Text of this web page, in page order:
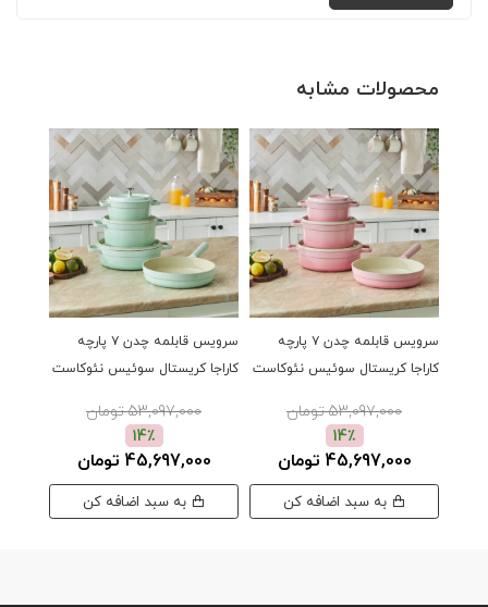
محصولات مشابه
سرویس قابلمه چدن ۷ پارچه
کاراجا کریستال سوئیس نئوکاست
53,097,000 تومان
14٪
45,697,000 تومان
سرویس قابلمه چدن ۷ پارچه
کاراجا کریستال سوئیس نئوکاست
53,097,000 تومان
14٪
45,697,000 تومان